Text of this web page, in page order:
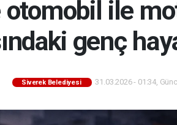
otomobil ile
genç
Siverek Belediyesi 31.03.2026 - 01:34,